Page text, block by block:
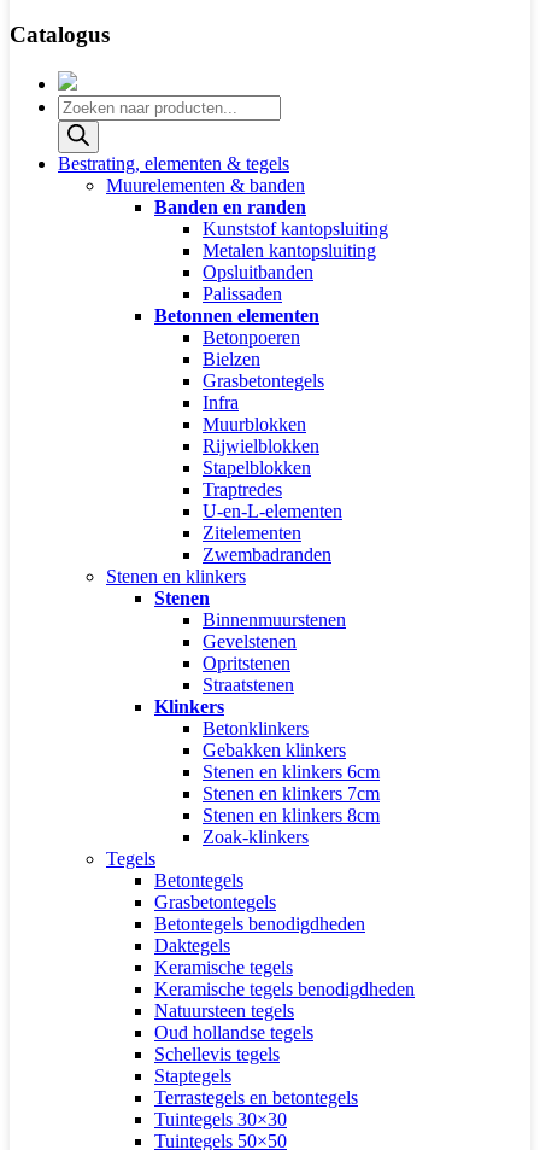
Catalogus
Producten
zoeken
Bestrating, elementen & tegels
Muurelementen & banden
Banden en randen
Kunststof kantopsluiting
Metalen kantopsluiting
Opsluitbanden
Palissaden
Betonnen elementen
Betonpoeren
Bielzen
Grasbetontegels
Infra
Muurblokken
Rijwielblokken
Stapelblokken
Traptredes
U-en-L-elementen
Zitelementen
Zwembadranden
Stenen en klinkers
Stenen
Binnenmuurstenen
Gevelstenen
Opritstenen
Straatstenen
Klinkers
Betonklinkers
Gebakken klinkers
Stenen en klinkers 6cm
Stenen en klinkers 7cm
Stenen en klinkers 8cm
Zoak-klinkers
Tegels
Betontegels
Grasbetontegels
Betontegels benodigdheden
Daktegels
Keramische tegels
Keramische tegels benodigdheden
Natuursteen tegels
Oud hollandse tegels
Schellevis tegels
Staptegels
Terrastegels en betontegels
Tuintegels 30×30
Tuintegels 50×50